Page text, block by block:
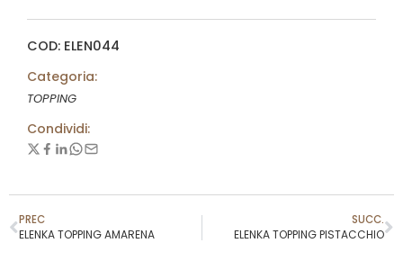
COD: ELEN044
Categoria:
TOPPING
Condividi:
PREC
ELENKA TOPPING AMARENA
SUCC.
ELENKA TOPPING PISTACCHIO